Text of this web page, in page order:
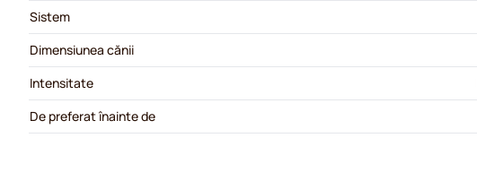
Sistem
Dimensiunea cănii
Intensitate
De preferat înainte de